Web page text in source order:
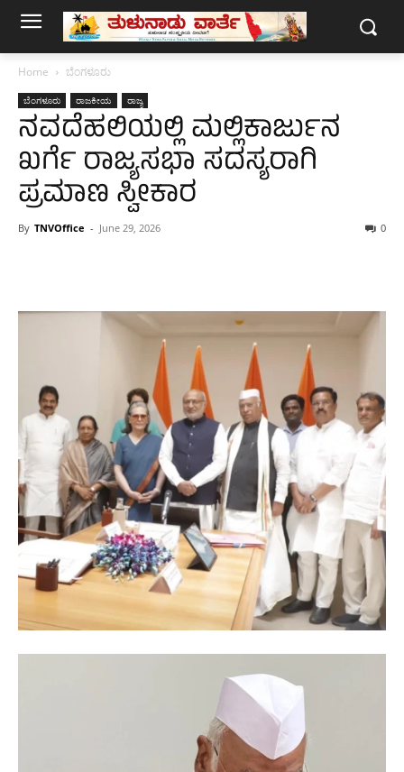
Home ಬೆಂಗಳೂರು
ಬೆಂಗಳೂರು ರಾಜಕೀಯ ರಾಜ್ಯ
ನವದೆಹಲಿಯಲ್ಲಿ ಮಲ್ಲಿಕಾರ್ಜುನ
ಖರ್ಗೆ ರಾಜ್ಯಸಭಾ ಸದಸ್ಯರಾಗಿ
ಪ್ರಮಾಣ ಸ್ವೀಕಾರ
By TNVOffice - June 29, 2026 0